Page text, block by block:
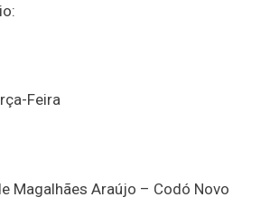
Feira
Magalhães Araújo – Codó Novo